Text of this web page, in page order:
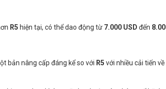
R5 hiện tại, có thể dao động từ 7.000 USD đến
bản nâng cấp đáng kể so với R5 với nhiều cải tiến